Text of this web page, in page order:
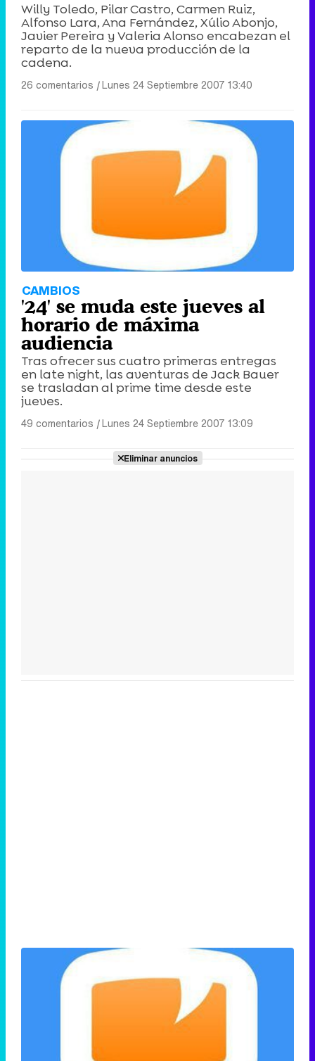
Willy Toledo, Pilar Castro, Carmen Ruiz,
Alfonso Lara, Ana Fernández, Xúlio Abonjo,
Javier Pereira y Valeria Alonso encabezan el
reparto de la nueva producción de la
cadena.
26 comentarios |Lunes 24 Septiembre 2007 13:40
CAMBIOS
'24' se muda este jueves al
horario de máxima
audiencia
Tras ofrecer sus cuatro primeras entregas
en late night, las aventuras de Jack Bauer
se trasladan al prime time desde este
jueves.
49 comentarios |Lunes 24 Septiembre 2007 13:09
Eliminar anuncios